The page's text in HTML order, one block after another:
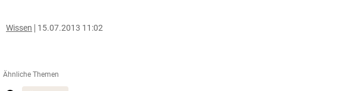
Wissen 15.07.2013 11:02
Ähnliche Themen